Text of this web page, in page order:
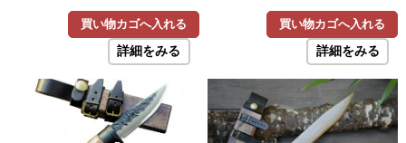
買い物カゴへ入れる
詳細をみる
買い物カゴへ入れる
詳細をみる